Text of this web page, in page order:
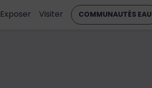
Exposer Visiter COMMUNAUTÉS EAU